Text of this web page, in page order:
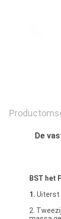
De
BST het
1. Uiterst
2.